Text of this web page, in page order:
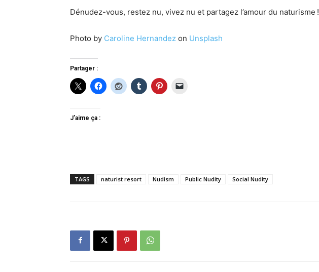
Dénudez-vous, restez nu, vivez nu et partagez l’amour du naturisme !
Photo by Caroline Hernandez on Unsplash
Partager :
J’aime ça :
TAGS naturist resort Nudism Public Nudity Social Nudity